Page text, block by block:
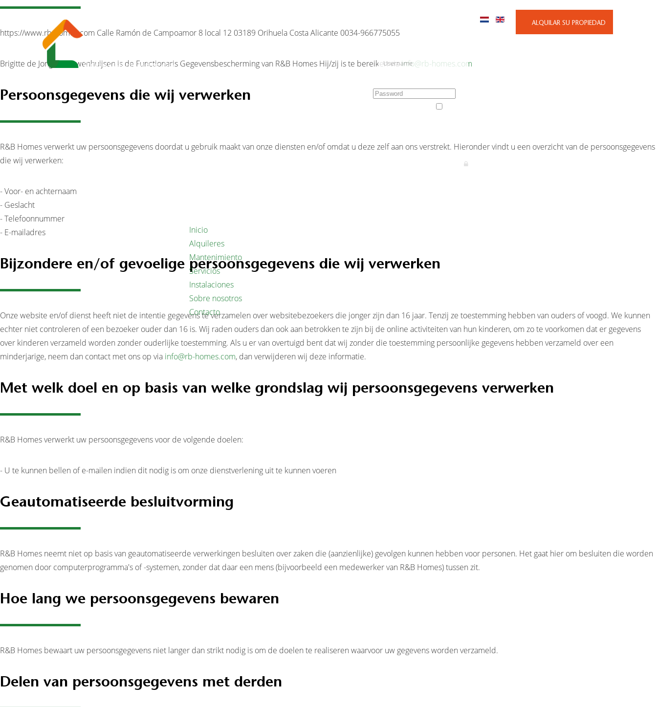
×
ALQUILAR SU PROPIEDAD
Inicio
Alquileres
Mantenimiento
Servicios
Instalaciones
Sobre nosotros
Contacto
https://www.rb-homes.com Calle Ramón de Campoamor 8 local 12 03189 Orihuela Costa Alicante 0034-966775055
Brigitte de Jong - Nieuwenhuijsen is de Functionaris Gegevensbescherming van R&B Homes Hij/zij is te bereiken viainfo@rb-homes.com
Persoonsgegevens die wij verwerken
R&B Homes verwerkt uw persoonsgegevens doordat u gebruik maakt van onze diensten en/of omdat u deze zelf aan ons verstrekt. Hieronder vindt u een overzicht van de persoonsgegevens
die wij verwerken:
- Voor- en achternaam
- Geslacht
- Telefoonnummer
- E-mailadres
Bijzondere en/of gevoelige persoonsgegevens die wij verwerken
Onze website en/of dienst heeft niet de intentie gegevens te verzamelen over websitebezoekers die jonger zijn dan 16 jaar. Tenzij ze toestemming hebben van ouders of voogd. We kunnen
echter niet controleren of een bezoeker ouder dan 16 is. Wij raden ouders dan ook aan betrokken te zijn bij de online activiteiten van hun kinderen, om zo te voorkomen dat er gegevens
over kinderen verzameld worden zonder ouderlijke toestemming. Als u er van overtuigd bent dat wij zonder die toestemming persoonlijke gegevens hebben verzameld over een
minderjarige, neem dan contact met ons op via info@rb-homes.com, dan verwijderen wij deze informatie.
Met welk doel en op basis van welke grondslag wij persoonsgegevens verwerken
R&B Homes verwerkt uw persoonsgegevens voor de volgende doelen:
- U te kunnen bellen of e-mailen indien dit nodig is om onze dienstverlening uit te kunnen voeren
Geautomatiseerde besluitvorming
R&B Homes neemt niet op basis van geautomatiseerde verwerkingen besluiten over zaken die (aanzienlijke) gevolgen kunnen hebben voor personen. Het gaat hier om besluiten die worden
genomen door computerprogramma's of -systemen, zonder dat daar een mens (bijvoorbeeld een medewerker van R&B Homes) tussen zit.
Hoe lang we persoonsgegevens bewaren
R&B Homes bewaart uw persoonsgegevens niet langer dan strikt nodig is om de doelen te realiseren waarvoor uw gegevens worden verzameld.
Delen van persoonsgegevens met derden